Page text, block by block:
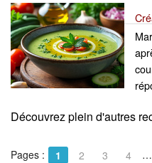
Découvrez plein d'autres
Pages : 1 2 3 4 …